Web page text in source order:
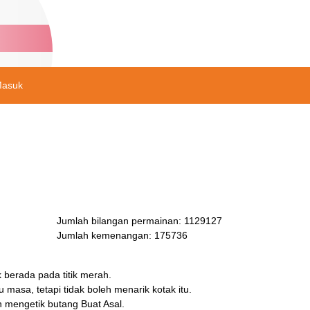
Jumlah bilangan permainan: 1129127
Jumlah kemenangan: 175736
pada titik merah.
tetapi tidak boleh menarik kotak itu.
butang Buat Asal.